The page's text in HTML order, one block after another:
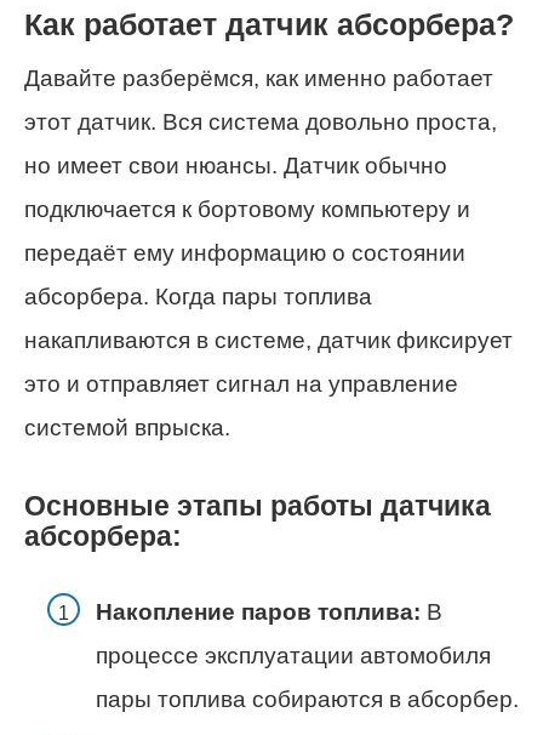
Как работает датчик абсорбера?
Давайте разберёмся, как именно работает
этот датчик. Вся система довольно проста,
но имеет свои нюансы. Датчик обычно
подключается к бортовому компьютеру и
передаёт ему информацию о состоянии
абсорбера. Когда пары топлива
накапливаются в системе, датчик фиксирует
это и отправляет сигнал на управление
системой впрыска.
Основные этапы работы датчика
абсорбера:
Накопление паров топлива: В
процессе эксплуатации автомобиля
пары топлива собираются в абсорбер.